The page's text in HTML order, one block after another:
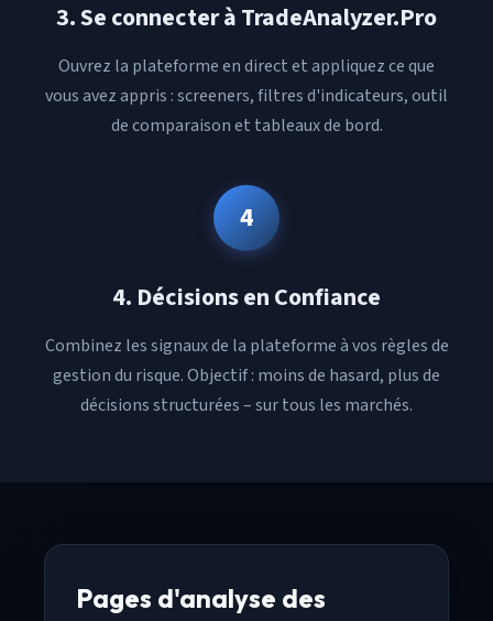
3. Se connecter à TradeAnalyzer.Pro
Ouvrez la plateforme en direct et appliquez ce que
vous avez appris : screeners, filtres d'indicateurs, outil
de comparaison et tableaux de bord.
4
4. Décisions en Confiance
Combinez les signaux de la plateforme à vos règles de
gestion du risque. Objectif : moins de hasard, plus de
décisions structurées – sur tous les marchés.
Pages d'analyse des